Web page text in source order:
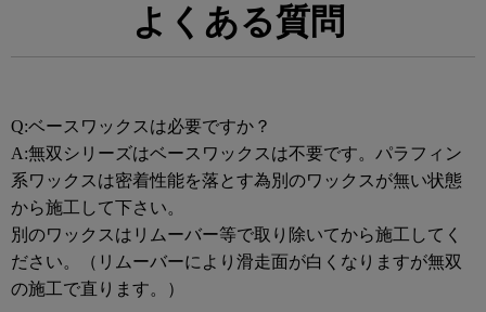
よくある質問
Q:ベースワックスは必要ですか？
A:無双シリーズはベースワックスは不要です。パラフィン
系ワックスは密着性能を落とす為別のワックスが無い状態
から施工して下さい。
別のワックスはリムーバー等で取り除いてから施工してく
ださい。（リムーバーにより滑走面が白くなりますが無双
の施工で直ります。）